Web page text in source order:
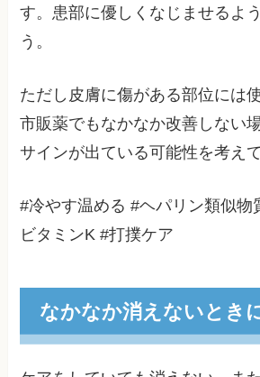
す。患部に優しくなじませるよ
う。
ただし皮膚に傷がある部位には
市販薬でもなかなか改善しない
サインが出ている可能性を考え
#冷やす温める #ヘパリン類似物
ビタミンK #打撲ケア
なかなか消えないとき